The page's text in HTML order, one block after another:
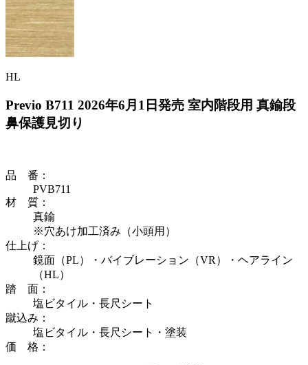
HL
Previo B711 2026年6月1日発売 室内階段用 真鍮段
鼻保護見切り
品 番 ：
PVB711
材 質 ：
真鍮
※穴あけ加工済み（小頭用）
仕上げ ：
鏡面（PL）・バイブレーション（VR）・ヘアライン
（HL）
踏 面 ：
塩ビタイル・長尺シート
蹴込み ：
塩ビタイル・長尺シート・塗装
価 格 ：